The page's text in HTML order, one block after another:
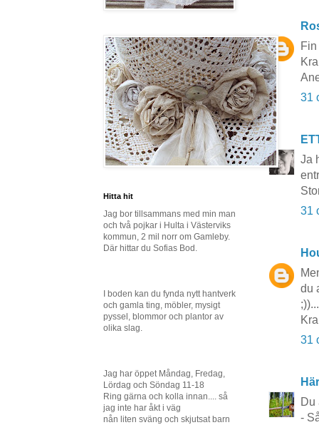
31
Ja
31
du
31
Du
-
Hitta hit
Jag bor tillsammans med min man
och två pojkar i Hulta i Västerviks
kommun, 2 mil norr om Gamleby.
Där hittar du Sofias Bod.
I boden kan du fynda nytt hantverk
och gamla ting, möbler, mysigt
pyssel, blommor och plantor av
olika slag.
Jag har öppet Måndag, Fredag,
Lördag och Söndag 11-18
Ring gärna och kolla innan.... så
jag inte har åkt i väg
nån liten sväng och skjutsat barn